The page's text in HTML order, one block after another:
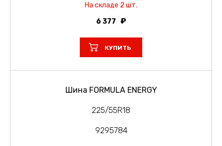
На складе 2 шт.
6 377
КУПИТЬ
Шина FORMULA ENERGY
225/55R18
9295784